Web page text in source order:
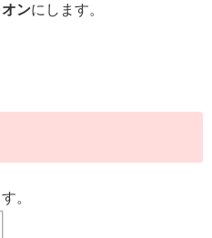
オンにします。
。